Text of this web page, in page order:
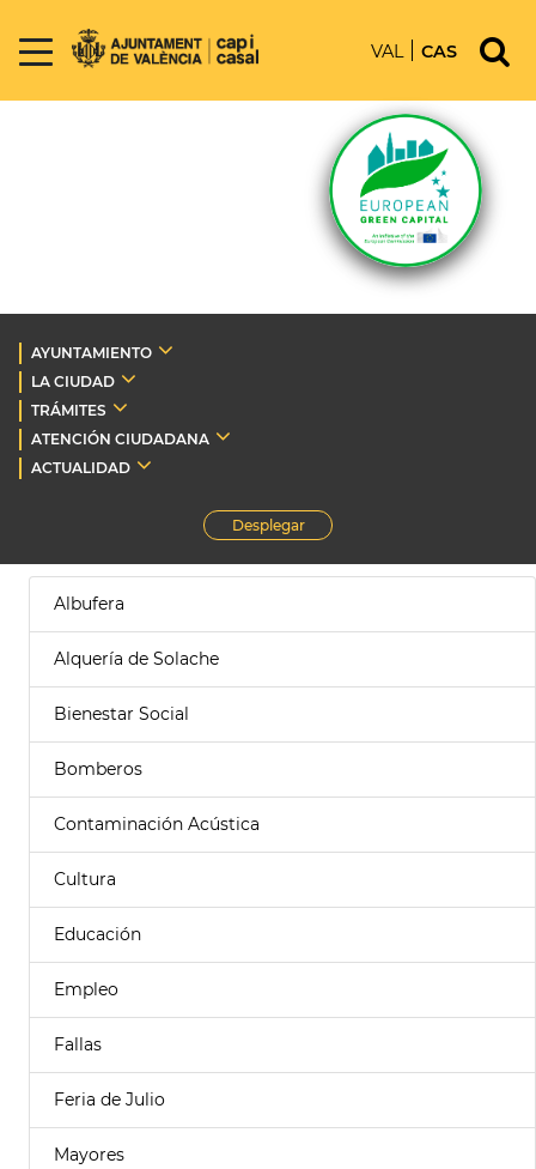
VAL CAS
AYUNTAMIENTO
LA CIUDAD
TRÁMITES
ATENCIÓN CIUDADANA
ACTUALIDAD
Desplegar
Albufera
Alquería de Solache
Bienestar Social
Bomberos
Contaminación Acústica
Cultura
Educación
Empleo
Fallas
Feria de Julio
Mayores